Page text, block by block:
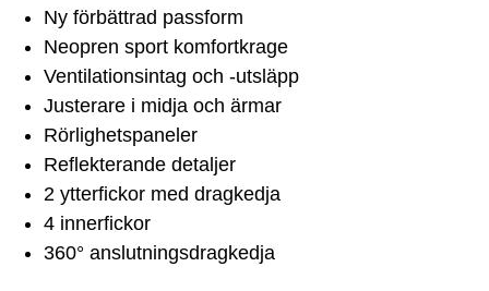
Ny förbättrad passform
Neopren sport komfortkrage
Ventilationsintag och -utsläpp
Justerare i midja och ärmar
Rörlighetspaneler
Reflekterande detaljer
2 ytterfickor med dragkedja
4 innerfickor
360° anslutningsdragkedja